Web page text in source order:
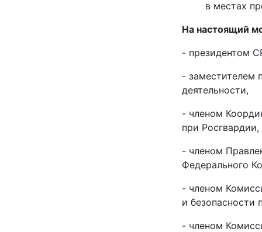
в местах
На настоящий
- президентом
- заместителем
деятельности,
- членом
при Росгвардии,
- членом
Федерального
- членом
и безопасности
- членом